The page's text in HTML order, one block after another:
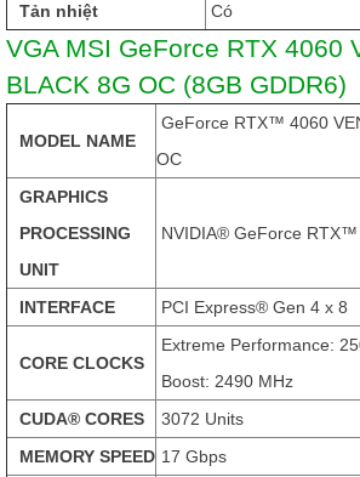
Tản nhiệt
Có
VGA MSI GeForce RTX 4060
BLACK 8G OC (8GB GDDR6)
MODEL NAME
GeForce RTX™ 4060
OC
GRAPHICS
PROCESSING
UNIT
NVIDIA® GeForce
INTERFACE PCI Express® Gen 4 x 8
CORE CLOCKS
Extreme Performance:
Boost: 2490 MHz
CUDA® CORES
3072 Units
MEMORY SPEED 17 Gbps